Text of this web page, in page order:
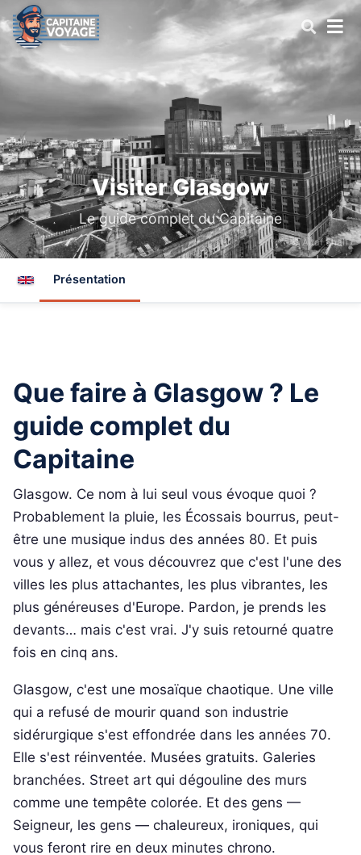
Visiter Glasgow
Le guide complet du Capitaine
© Altaf Shah
Présentation
Que faire à Glasgow ? Le
guide complet du
Capitaine
Glasgow. Ce nom à lui seul vous évoque quoi ?
Probablement la pluie, les Écossais bourrus, peut-
être une musique indus des années 80. Et puis
vous y allez, et vous découvrez que c'est l'une des
villes les plus attachantes, les plus vibrantes, les
plus généreuses d'Europe. Pardon, je prends les
devants… mais c'est vrai. J'y suis retourné quatre
fois en cinq ans.
Glasgow, c'est une mosaïque chaotique. Une ville
qui a refusé de mourir quand son industrie
sidérurgique s'est effondrée dans les années 70.
Elle s'est réinventée. Musées gratuits. Galeries
branchées. Street art qui dégouline des murs
comme une tempête colorée. Et des gens —
Seigneur, les gens — chaleureux, ironiques, qui
vous feront rire en deux minutes chrono.